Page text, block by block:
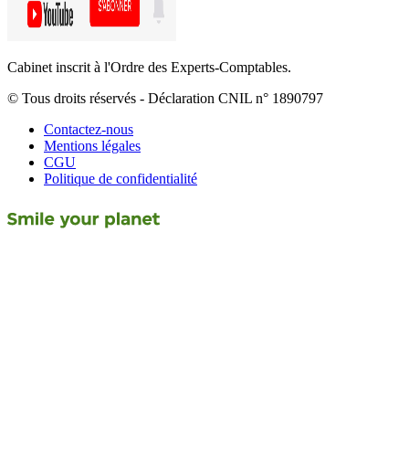
Cabinet inscrit à l'Ordre des Experts-Comptables.
© Tous droits réservés - Déclaration CNIL n° 1890797
Contactez-nous
Mentions légales
CGU
Politique de confidentialité